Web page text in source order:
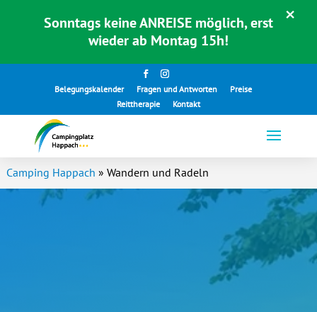
Belegungskalender Fragen und Antworten
Preise
Reittherapie
Kontakt
Camping Happach » Wandern und Radeln
Sonntags keine ANREISE möglich, erst
wieder ab Montag 15h!
×